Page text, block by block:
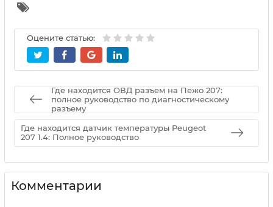
Оцените статью:
Где находится ОВД разъем на Пежо 207:
полное руководство по диагностическому
разъему
Где находится датчик температуры Peugeot
207 1.4: Полное руководство
Комментарии